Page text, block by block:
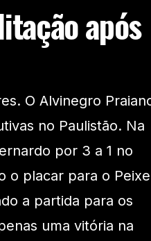
após
O Alvinegro
no Paulistão. Na
por 3 a 1 no
o placar para o
a partida para os
uma vitória na